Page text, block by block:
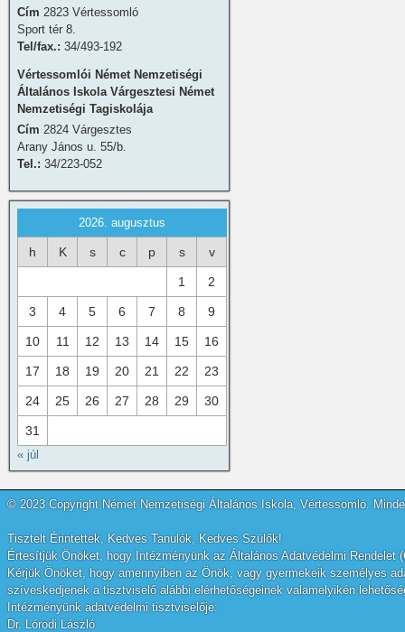
Cím 2823 Vértessomló
Sport tér 8.
Tel/fax.: 34/493-192
Vértessomlói Német Nemzetiségi
Általános Iskola Várgesztesi Német
Nemzetiségi Tagiskolája
Cím 2824 Várgesztes
Arany János u. 55/b.
Tel.: 34/223-052
2026. augusztus
h K s c p s v
1 2
3 4 5 6 7 8 9
10 11 12 13 14 15 16
17 18 19 20 21 22 23
24 25 26 27 28 29 30
31
« júl
© 2023 Copyright Német Nemzetiségi Általános Iskola, Vértessomló.
Tisztelt Érintettek, Kedves Tanulók, Kedves Szülők!
Értesítjük Önöket, hogy Intézményünk az Általános Adatvédelmi
Kérjük Önöket, hogy amennyiben az Önök, vagy gyermekeik személyes
szíveskedjenek a tisztviselő alábbi elérhetőségeinek valamelyikén
Intézményünk adatvédelmi tisztviselője:
Dr. Lórodi László